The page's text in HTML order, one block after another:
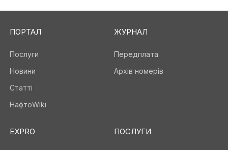
ПОРТАЛ
Послуги
Новини
Статті
НафтоWiki
ЖУРНАЛ
Передплата
Архів номерів
EXPRO ПОСЛУГИ